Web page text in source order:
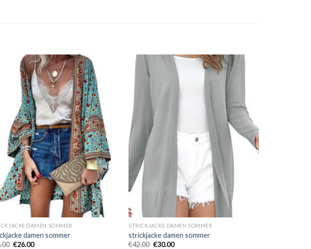
DAMEN SOMMER
damen sommer
€26.00
STRICKJACKE DAMEN SOMMER
strickjacke damen sommer
€42.00 €30.00